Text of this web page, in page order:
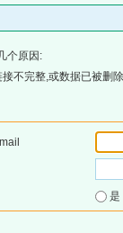
个原因:
不完整,或数据已被删